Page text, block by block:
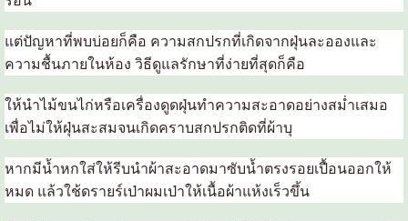
แต่ปัญหาที่พบบ่อยก็คือ ความสกปรกที่เกิดจากฝุ่นละอองและ
ความชื้นภายในห้อง วิธีดูแลรักษาที่ง่ายที่สุดก็คือ
ให้นำไม้ขนไก่หรือเครื่องดูดฝุ่นทำความสะอาดอย่างสม่ำเสมอ
เพื่อไม่ให้ฝุ่นสะสมจนเกิดคราบสกปรกติดที่ผ้าบุ
หากมีน้ำหกใส่ให้รีบนำผ้าสะอาดมาซับน้ำตรงรอยเปื้อนออกให้
หมด แล้วใช้ดรายร์เป่าผมเป่าให้เนื้อผ้าแห้งเร็วขึ้น